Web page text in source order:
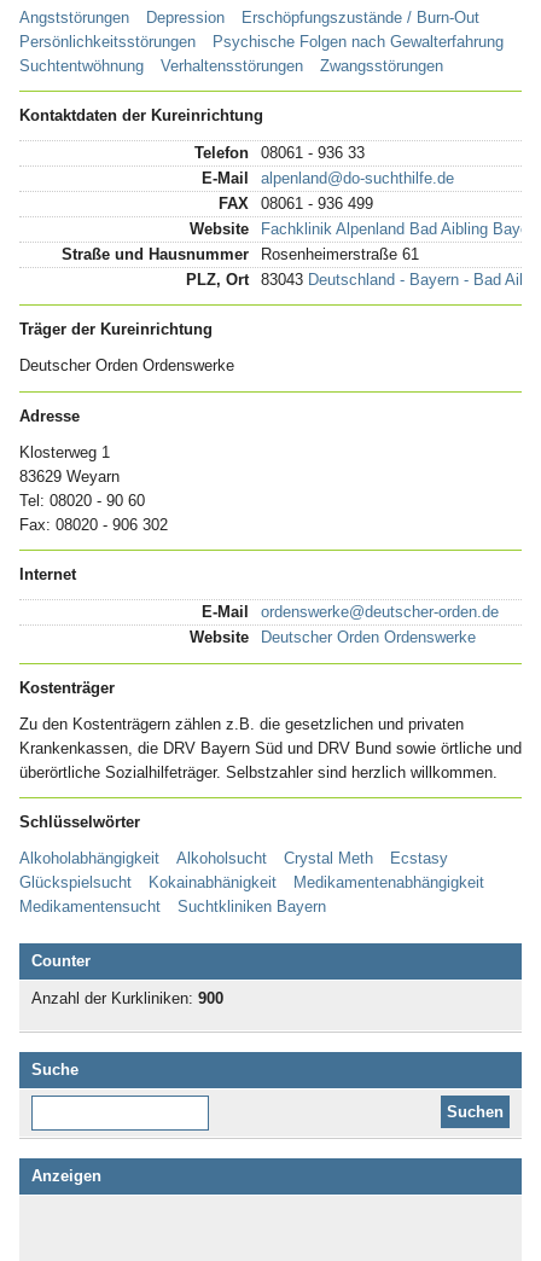
Angststörungen Depression
Erschöpfungszustände / Burn-Out
Persönlichkeitsstörungen
Psychische Folgen nach Gewalterfahrung
Suchtentwöhnung
Verhaltensstörungen Zwangsstörungen
Kontaktdaten der Kureinrichtung
Telefon
08061 - 936 33
E-Mail
alpenland@do-suchthilfe.de
FAX
08061 - 936 499
Website
Fachklinik Alpenland Bad Aibling
Straße und Hausnummer
Rosenheimerstraße 61
PLZ, Ort
83043 Deutschland - Bayern - Bad
Träger der Kureinrichtung
Deutscher Orden Ordenswerke
Adresse
Klosterweg 1
83629 Weyarn
Tel: 08020 - 90 60
Fax: 08020 - 906 302
Internet
E-Mail
ordenswerke@deutscher-orden.de
Website
Deutscher Orden Ordenswerke
Kostenträger
Zu den Kostenträgern zählen z.B. die gesetzlichen und privaten
Krankenkassen, die DRV Bayern Süd und DRV Bund sowie örtliche und
überörtliche Sozialhilfeträger. Selbstzahler sind herzlich willkommen.
Schlüsselwörter
Alkoholabhängigkeit Alkoholsucht Crystal Meth
Ecstasy
Glückspielsucht
Kokainabhänigkeit
Medikamentenabhängigkeit
Medikamentensucht
Suchtkliniken Bayern
Counter
Anzahl der Kurkliniken: 900
Suche
Anzeigen